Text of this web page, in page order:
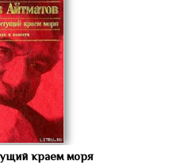
краем моря